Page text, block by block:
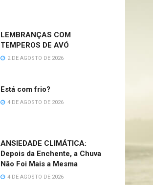
LEMBRANÇAS COM
TEMPEROS DE AVÓ
2 DE AGOSTO DE 2026
Está com frio?
4 DE AGOSTO DE 2026
ANSIEDADE CLIMÁTICA:
Depois da Enchente, a Chuva
Não Foi Mais a Mesma
4 DE AGOSTO DE 2026